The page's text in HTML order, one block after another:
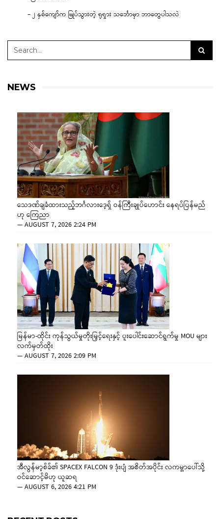
– ၂ နှစ်ကျော်က မြုပ်သွားတဲ့ ရုရှား သင်္ဘောမှာ ဘာတွေပါသလဲ
NEWS
သေဒဏ်ချခံထားသည့်ဘင်္ဂလားဒေ့ရှ် ဝန်ကြီးချုပ်ဟောင်း နေရပ်ပြန်မည်
ဟု ကြေညာ
—AUGUST 7, 2026 2:24 PM
မြန်မာ-ထိုင်း ကုန်သွယ်မှုတိုးမြှင့်ရေးနှင့် ပူးပေါင်းဆောင်ရွက်မှု MOU များ
လက်မှတ်ထိုး
—AUGUST 7, 2026 2:09 PM
အီလွန်မာ့စ်ခ်၏ SPACEX FALCON 9 ဒုံးပျံ အစိတ်အပိုင်း လကမ္ဘာပေါ်သို့
ဝင်ဆောင့်မိဟု ယူဆရ
—AUGUST 6, 2026 4:21 PM